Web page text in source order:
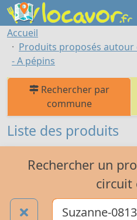
Accueil
Produits proposés autour
- A pépins
Rechercher par
commune
Liste des produits
Rechercher un
circuit